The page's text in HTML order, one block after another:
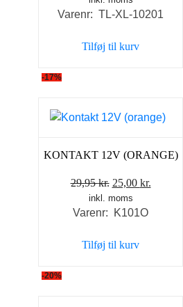
pris
1.968,00 kr..
Varenr: TL-XL-10201
Tilføj til kurv
-17%
KONTAKT 12V (ORANGE)
29,95kr. Den
oprindelige
pris
29,95 kr..
25,00 kr.
inkl. moms
Varenr: K101O
Tilføj til kurv
-20%